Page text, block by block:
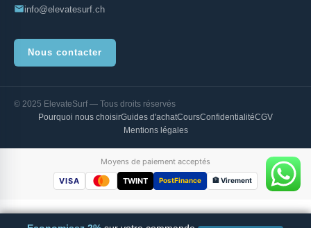
info@elevatesurf.ch
Nous contacter
© 2025 ElevateSurf — Tous droits réservés
Pourquoi nous choisirGuides d'achatCoursConfidentialitéCGV
Mentions légales
Moyens de paiement acceptés
VISA
TWINT PostFinance 🏦 Virement